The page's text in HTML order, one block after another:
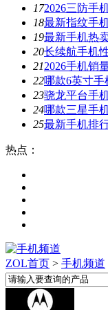
172026三防手
18最新指纹手
19最新手机热
20长续航手机
212026手机销
22哪款6英寸
23骁龙平台手
24哪款三星手
25最新手机排
热点：
ZOL首页 > 手机频道